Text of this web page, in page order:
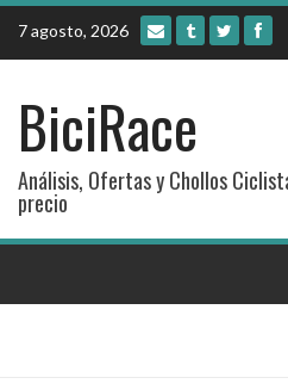
Skip
content
7 agosto, 2026
BiciRace
Análisis, Ofertas y Chollos
precio